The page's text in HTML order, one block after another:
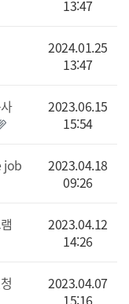
13:47
2024.01.25
13:47
2023.06.15
15:54
job
2023.04.18
09:26
2023.04.12
14:26
2023.04.07
15:16